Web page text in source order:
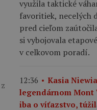
využila taktické
favoritiek, necelých
pred cieľom
si vybojovala
v celkovom poradí.
12:36
Kasia
legendárnom Mont
iba o víťazstvo,